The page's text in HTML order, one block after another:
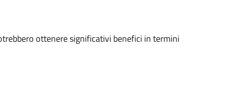
ottenere significativi benefici in termini